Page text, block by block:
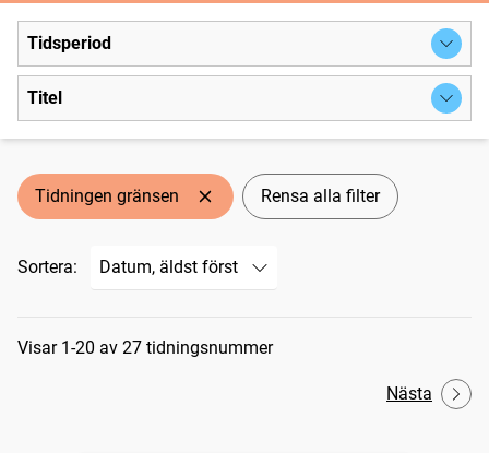
Tidsperiod
Titel
Tidningen gränsen Rensa alla filter
Sortera:
Sökresultat
Visar 1-20 av 27 tidningsnummer
Nästa